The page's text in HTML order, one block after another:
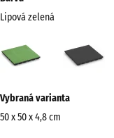
Lipová zelená
zelená
informací
o
Vybraná varianta
50 x 50 x 4,8 cm